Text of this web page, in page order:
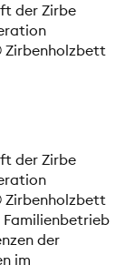
der Zirbe
Zirbenholzbett
der Zirbe
Zirbenholzbett
der
im